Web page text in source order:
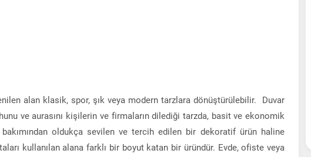
alan klasik, spor, şık veya modern tarzlara dönüştürülebilir. Duvar
ve aurasını kişilerin ve firmaların dilediği tarzda, basit ve ekonomik
oldukça sevilen ve tercih edilen bir dekoratif ürün haline
kullanılan alana farklı bir boyut katan bir üründür. Evde, ofiste veya